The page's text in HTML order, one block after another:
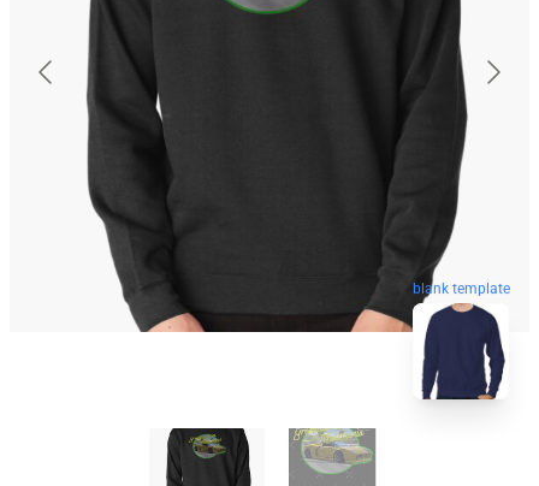
blank template